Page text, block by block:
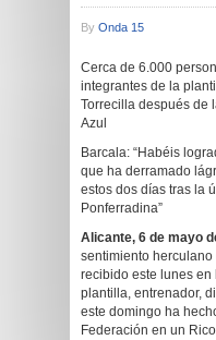
By Onda 15
Cerca de 6.000
integrantes de la
Torrecilla después de
Azul
Barcala: “Habéis
que ha derramado
estos dos días tras la
Ponferradina”
Alicante, 6 de mayo
sentimiento
recibido este lunes en
plantilla, entrenador,
este domingo ha
Federación en un